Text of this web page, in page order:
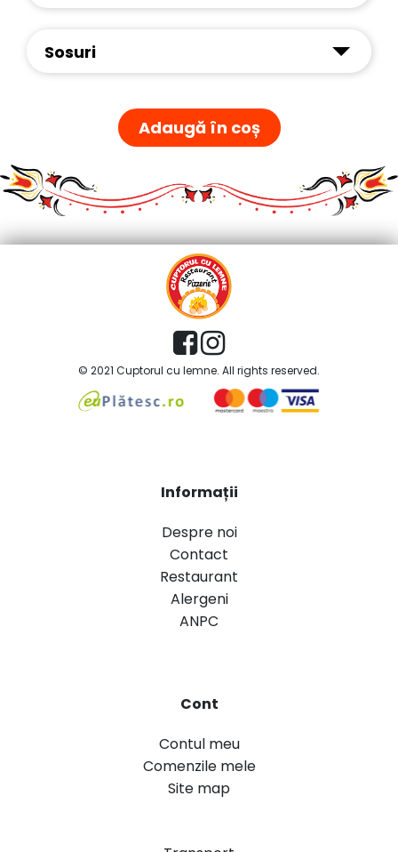
Sosuri
Adaugă în coș
© 2021 Cuptorul cu lemne. All rights reserved.
Informații
Despre noi
Contact
Restaurant
Alergeni
ANPC
Cont
Contul meu
Comenzile mele
Site map